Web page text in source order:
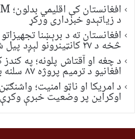
د زیاتېدو خبرداری ورکړ
افغانستان ته د برېښنا
څخه د ۲۷ کانټینرونو لېږد پیل شو
افغانیو د ترمیم پروژه ۸۷ سلنه بشپړه شوې
د امریکا او ناټو امنیت؛
اوکراین پر وضعیت خبرې وکړې